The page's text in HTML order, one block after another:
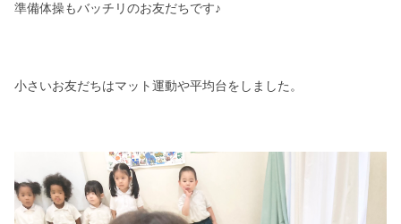
準備体操もバッチリのお友だちです♪
小さいお友だちはマット運動や平均台をしました。